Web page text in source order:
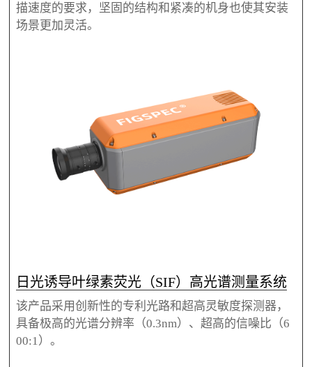
描速度的要求，坚固的结构和紧凑的机身也使其安装
场景更加灵活。
日光诱导叶绿素荧光（SIF）高光谱测量系统
该产品采用创新性的专利光路和超高灵敏度探测器，
具备极高的光谱分辨率（0.3nm）、超高的信噪比（6
00:1）。